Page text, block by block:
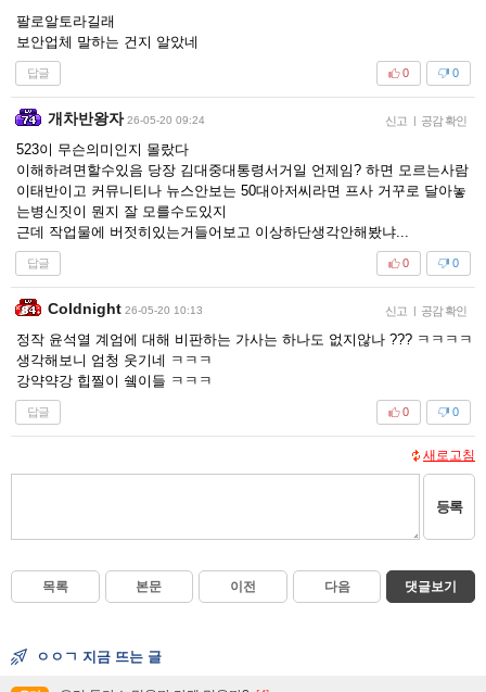
팔로알토라길래
보안업체 말하는 건지 알았네
답글 0
0
개차반왕자 26-05-20 09:24 신고 | 공감 확인
523이 무슨의미인지 몰랐다
이해하려면할수있음 당장 김대중대통령서거일 언제임? 하면 모르는사람
이태반이고 커뮤니티나 뉴스안보는 50대아저씨라면 프사 거꾸로 달아놓
는병신짓이 뭔지 잘 모를수도있지
근데 작업물에 버젓히있는거들어보고 이상하단생각안해봤냐...
답글 0
0
Coldnight 26-05-20 10:13 신고 | 공감 확인
정작 윤석열 계엄에 대해 비판하는 가사는 하나도 없지않나 ??? ㅋㅋㅋㅋ
생각해보니 엄청 웃기네 ㅋㅋㅋ
강약약강 힙찔이 쉨이들 ㅋㅋㅋ
답글 0
0
새로고침
등록
목록 본문 이전 다음 댓글보기
ㅇㅇㄱ 지금 뜨는 글